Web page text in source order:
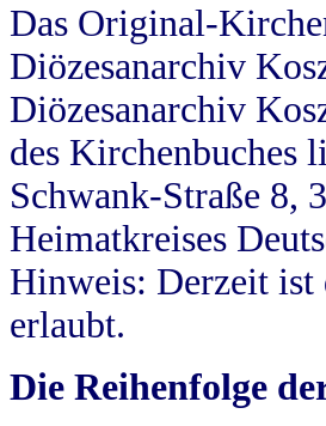
Das Original-
Diözesanarchiv
Diözesanarchiv
des Kirchenbuches
Schwank-Straße 8,
Heimatkreises
Hinweis: Derzeit ist
erlaubt.
Die Reihenfolge